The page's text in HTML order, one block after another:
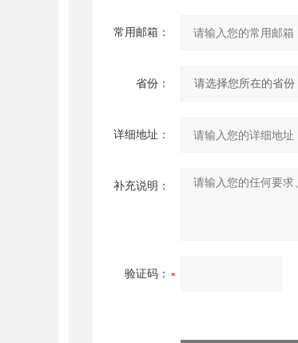
常用邮箱：
省份：
详细地址：
补充说明：
验证码：